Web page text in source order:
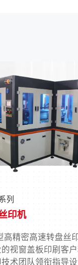
列
印机
高精密高速转盘丝
视窗盖板印刷客
术团队领衔指导